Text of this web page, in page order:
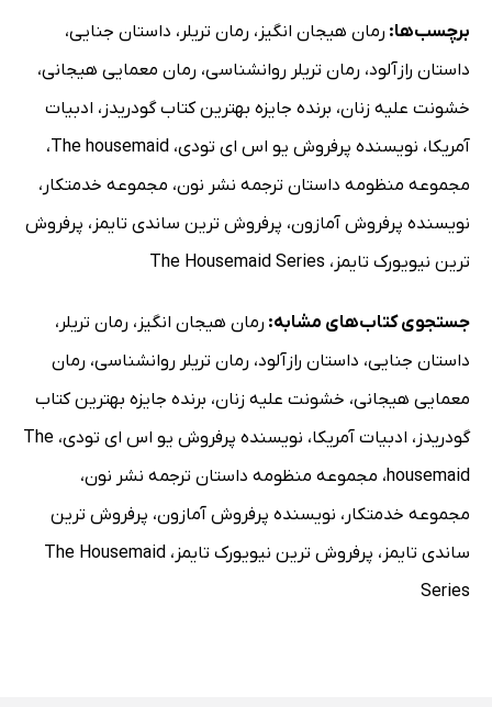
برچسب‌ها: رمان هیجان انگیز ، رمان تریلر ، داستان جنایی،
داستان رازآلود، رمان تریلر روانشناسی، رمان معمایی هیجانی،
خشونت علیه زنان، برنده جایزه بهترین کتاب گودریدز ، ادبیات
آمریکا، نویسنده پرفروش یو اس ای تودی، The housemaid،
مجموعه منظومه داستان ترجمه نشر نون، مجموعه خدمتکار ،
نویسنده پرفروش آمازون، پرفروش ترین ساندی تایمز ، پرفروش
ترین نیویورک تایمز ، The Housemaid Series
جستجوی کتاب‌های مشابه: رمان هیجان انگیز ، رمان تریلر ،
داستان جنایی، داستان رازآلود، رمان تریلر روانشناسی، رمان
معمایی هیجانی، خشونت علیه زنان، برنده جایزه بهترین کتاب
گودریدز ، ادبیات آمریکا، نویسنده پرفروش یو اس ای تودی، The
housemaid، مجموعه منظومه داستان ترجمه نشر نون،
مجموعه خدمتکار ، نویسنده پرفروش آمازون، پرفروش ترین
ساندی تایمز ، پرفروش ترین نیویورک تایمز ، The Housemaid
Series